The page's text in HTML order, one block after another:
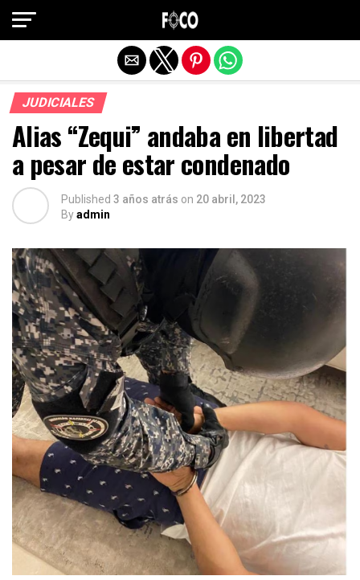
JUDICIALES
Alias “Zequi” andaba en libertad
a pesar de estar condenado
Published 3 años atrás on 20 abril, 2023
Byadmin
Salir de la versión móvil